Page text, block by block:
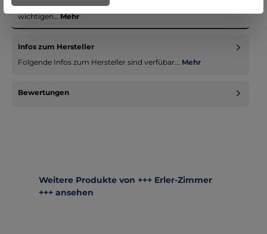
werden und gibt den Blick frei auf die inneren Strukturen. Alle
wichtigen…Mehr
Infos zum Hersteller
Folgende Infos zum Hersteller sind verfübar... Mehr
Bewertungen
Produktgalerie überspringen
Weitere Produkte von +++ Erler-Zimmer
+++ ansehen